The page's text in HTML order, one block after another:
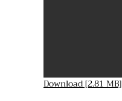
Download [2.81 MB]